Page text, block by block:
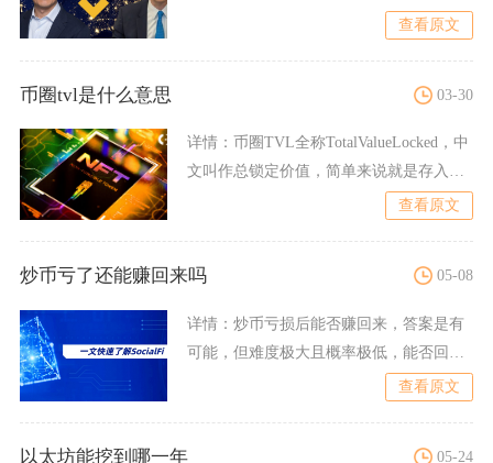
查看原文
币圈tvl是什么意思 03-30
详情： 币圈TVL全称TotalValueLocked，中
文叫作总锁定价值，简单来说就是存入各
查看原文
炒币亏了还能赚回来吗 05-08
详情： 炒币亏损后能否赚回来，答案是有
可能，但难度极大且概率极低，能否回本
查看原文
以太坊能挖到哪一年 05-24